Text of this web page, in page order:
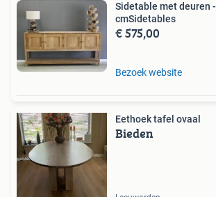
Sidetable met deuren - 200
cmSidetables
€ 575,00
Bezoek website
Eethoek tafel ovaal
Bieden